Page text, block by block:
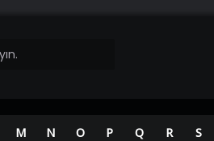
M N O P Q R S